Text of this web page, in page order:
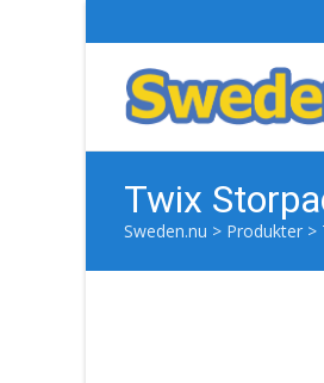
Twix
Sweden.nu > Produkter >